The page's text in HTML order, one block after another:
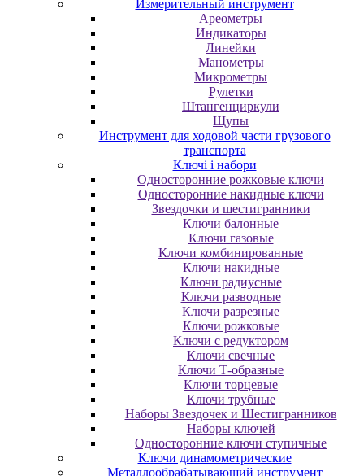
Измерительный инструмент
Ареометры
Индикаторы
Линейки
Манометры
Микрометры
Рулетки
Штангенциркули
Щупы
Инструмент для ходовой части грузового
транспорта
Ключі і набори
Oднocтopoнниe poжкoвыe ключи
Oднocтopoнниe нaкидныe ключи
Звездочки и шестигранники
Ключи балонные
Ключи газовые
Ключи комбинированные
Ключи накидные
Ключи радиусные
Ключи разводные
Ключи разрезные
Ключи рожковые
Ключи с редуктором
Ключи свечные
Ключи Т-образные
Ключи торцевые
Ключи трубные
Наборы Звездочек и Шестигранников
Наборы ключей
Односторонние ключи ступичные
Ключи динамометрические
Металлообрабатывающий инструмент